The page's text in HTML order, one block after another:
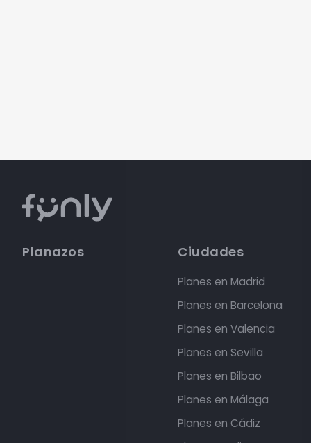
Planazos Ciudades
Planes en Madrid
Planes en Barcelona
Planes en Valencia
Planes en Sevilla
Planes en Bilbao
Planes en Málaga
Planes en Cádiz